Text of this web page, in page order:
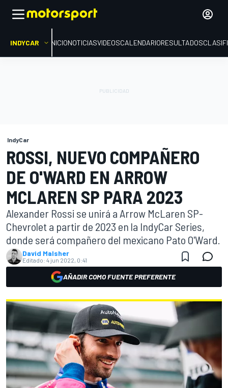
INDYCAR INICIONOTICIASVIDEOSCALENDARIORESULTADOS
IndyCar
ROSSI, NUEVO COMPAÑERO
DE O'WARD EN ARROW
MCLAREN SP PARA 2023
Alexander Rossi se unirá a Arrow McLaren SP-
Chevrolet a partir de 2023 en la IndyCar Series,
donde será compañero del mexicano Pato O'Ward.
David Malsher
Editado: 4 jun 2022, 0:41
AÑADIR COMO FUENTE PREFERENTE